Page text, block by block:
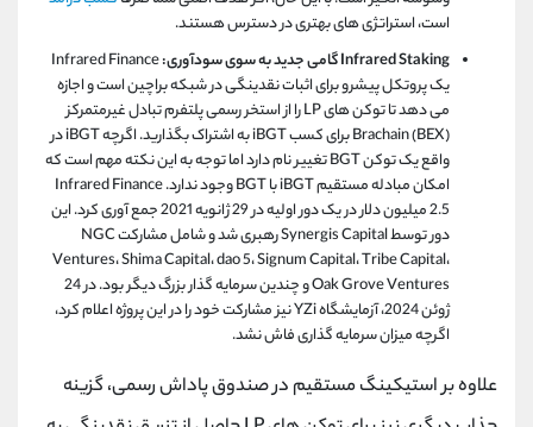
است، استراتژی های بهتری در دسترس هستند.
Infrared Staking گامی جدید به سوی سودآوری:
Infrared Finance
یک پروتکل پیشرو برای اثبات نقدینگی در شبکه براچین است و اجازه
می دهد تا توکن های LP را از استخر رسمی پلتفرم تبادل غیرمتمرکز
Brachain (BEX) برای کسب iBGT به اشتراک بگذارید. اگرچه iBGT در
واقع یک توکن BGT تغییر نام دارد اما توجه به این نکته مهم است که
امکان مبادله مستقیم iBGT با BGT وجود ندارد. Infrared Finance
2.5 میلیون دلار در یک دور اولیه در 29 ژانویه 2021 جمع آوری کرد. این
دور توسط Synergis Capital رهبری شد و شامل مشارکت NGC
Ventures، Shima Capital، dao 5، Signum Capital، Tribe Capital،
Oak Grove Ventures و چندین سرمایه گذار بزرگ دیگر بود. در 24
ژوئن 2024، آزمایشگاه YZi نیز مشارکت خود را در این پروژه اعلام کرد،
اگرچه میزان سرمایه گذاری فاش نشد.
علاوه بر استیکینگ مستقیم در صندوق پاداش رسمی، گزینه